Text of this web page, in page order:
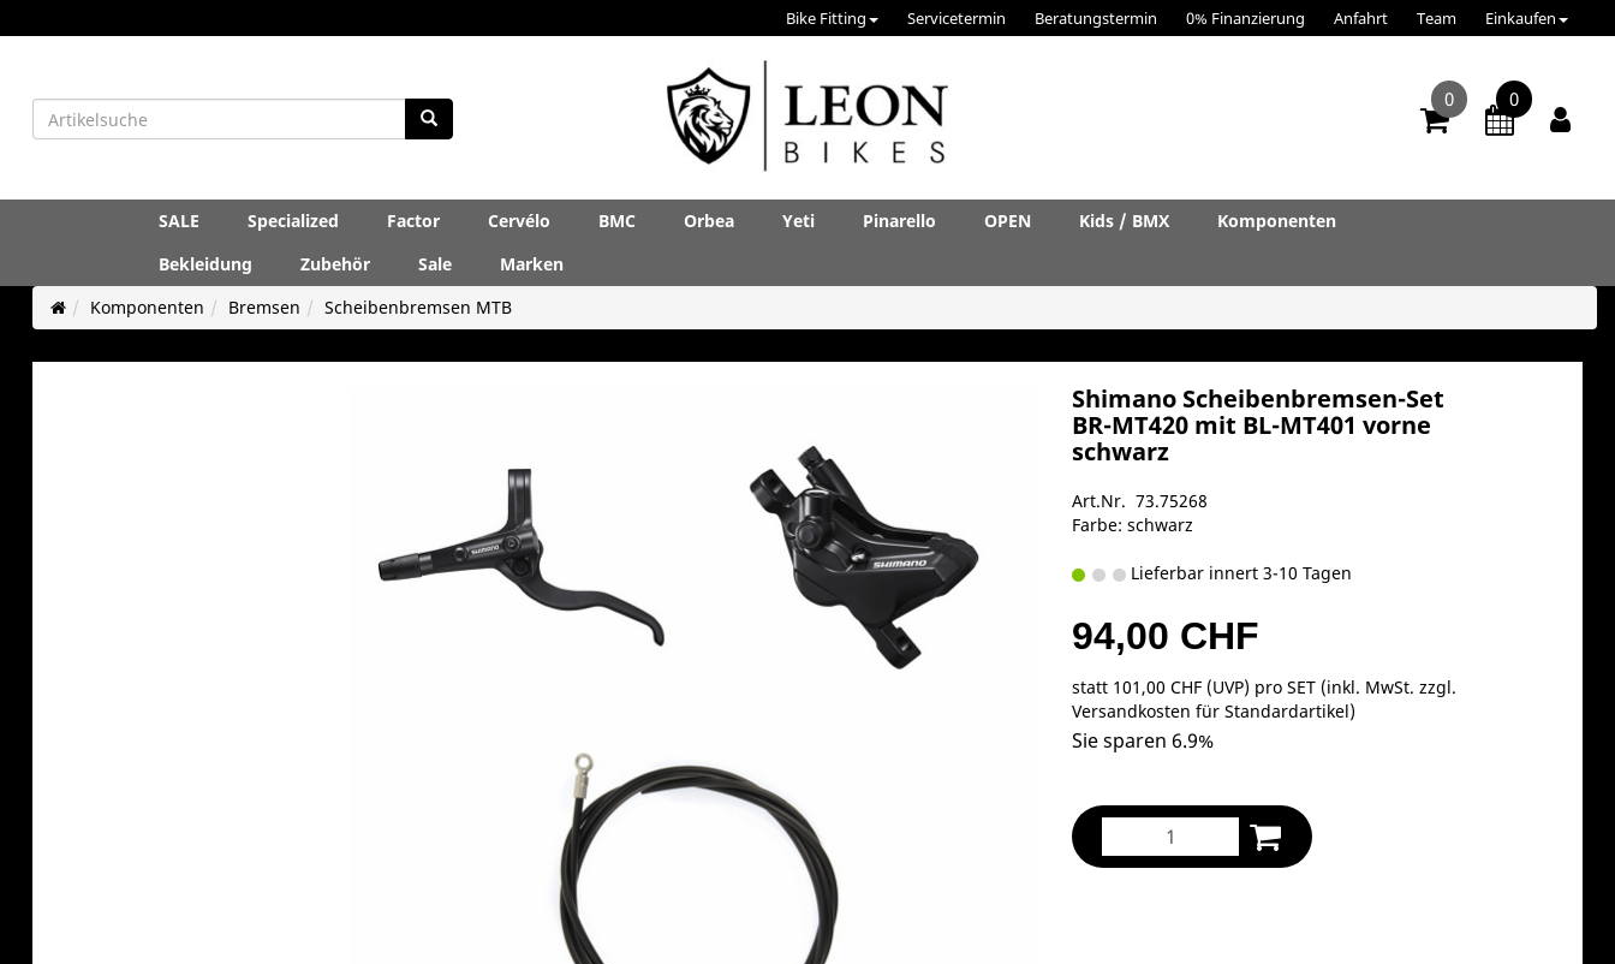
Bike Fitting Servicetermin Beratungstermin 0% Finanzierung Anfahrt Team Einkaufen
0 0
SALE Specialized Factor Cervélo BMC Orbea Yeti Pinarello OPEN Kids / BMX
Komponenten
Bekleidung
Zubehör Sale
Marken
Komponenten
Bremsen Scheibenbremsen MTB
Shimano Scheibenbremsen-Set
BR-MT420 mit BL-MT401 vorne
schwarz
Art.Nr. 73.75268
Farbe: schwarz
Lieferbar innert 3-10 Tagen
94,00 CHF
statt 101,00 CHF (UVP) pro SET (inkl. MwSt. zzgl.
Versandkosten für Standardartikel)
Sie sparen 6.9%